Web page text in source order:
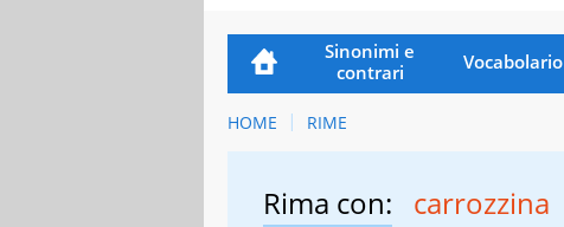
Sinonimi e
contrari
Vocabolario
HOME RIME
Rima con: carrozzina